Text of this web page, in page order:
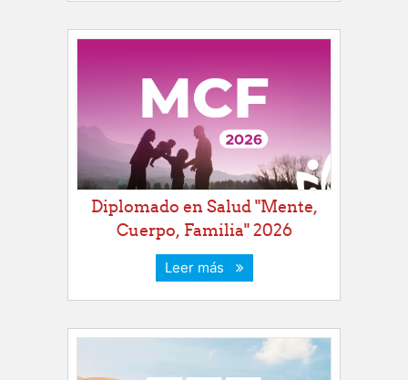
Diplomado en Salud "Mente,
Cuerpo, Familia" 2026
Leer más